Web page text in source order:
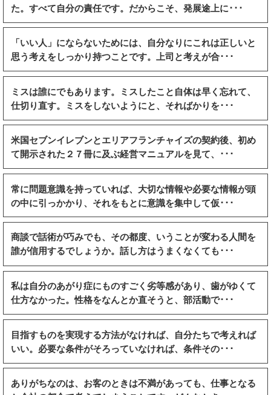
た。すべて自分の責任です。だからこそ、発展途上に･･･
「いい人」にならないためには、自分なりにこれは正しいと
思う考えをしっかり持つことです。上司と考えが合･･･
ミスは誰にでもあります。ミスしたこと自体は早く忘れて、
仕切り直す。ミスをしないようにと、そればかりを･･･
米国セブンイレブンとエリアフランチャイズの契約後、初め
て開示された２７冊に及ぶ経営マニュアルを見て、･･･
常に問題意識を持っていれば、大切な情報や必要な情報が頭
の中に引っかかり、それをもとに意識を集中して仮･･･
商談で話術が巧みでも、その都度、いうことが変わる人間を
誰が信用するでしょうか。話し方はうまくなくても･･･
私は自分のあがり症にものすごく劣等感があり、歯がゆくて
仕方なかった。性格をなんとか直そうと、部活動で･･･
目指すものを実現する方法がなければ、自分たちで考えれば
いい。必要な条件がそろっていなければ、条件その･･･
ありがちなのは、お客のときは不満があっても、仕事となる